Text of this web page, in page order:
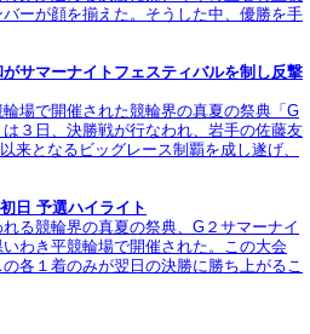
ーが顔を揃えた。そうした中、優勝を手
サマーナイトフェスティバルを制し反撃
場で開催された競輪界の真夏の祭典「G
３日、決勝戦が行なわれ、岩手の佐藤友
来となるビッグレース制覇を成し遂げ、
日 予選ハイライト
る競輪界の真夏の祭典、G２サマーナイ
わき平競輪場で開催された。この大会
各１着のみが翌日の決勝に勝ち上がるこ